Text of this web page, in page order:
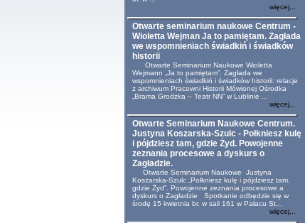
więcej...
Otwarte seminarium naukowe Centrum -
Wioletta Wejman Ja to pamiętam. Zagłada
we wspomnieniach świadkiń i świadków
historii
Otwarte Seminarium Naukowe Wioletta
Wejmann „Ja to pamiętam”. Zagłada we
wspomnieniach świadkiń i świadków historii: relacje
z archiwum Pracowni Historii Mówionej Ośrodka
„Brama Grodzka – Teatr NN” w Lublinie ...
więcej...
Otwarte Seminarium Naukowe Centrum.
Justyna Koszarska-Szulc - Połkniesz kulę
i pójdziesz tam, gdzie Żyd. Powojenne
zeznania procesowe a dyskurs o
Zagładzie.
Otwarte Seminarium Naukowe Justyna
Koszarska-Szulc „Połkniesz kulę i pójdziesz tam,
gdzie Żyd”. Powojenne zeznania procesowe a
dyskurs o Zagładzie Spotkanie odbędzie się w
środę 15 kwietnia br. w sali 161 w Pałacu St...
więcej...